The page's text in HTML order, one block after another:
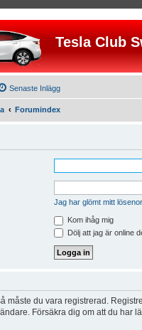
Tesla Club
Senaste Inlägg
Forumindex
Jag har glömt mitt
Kom ihåg mig
Dölj att jag är online
måste du vara registrerad.
Försäkra dig om att du har